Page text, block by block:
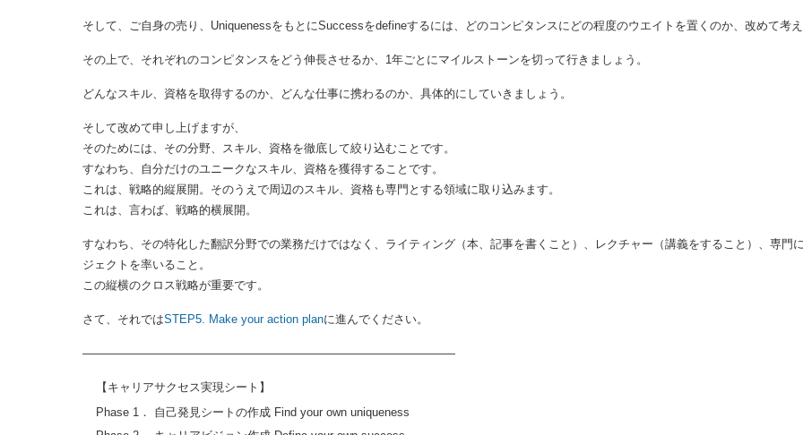
ここで、それぞれのコンピタンスがどんな内容か改めて確認しましょう。
そして、ご自身の売り、UniquenessをもとにSuccessをdefineするには、どのコンピタンスにどの程度のウエイトを置くのか、改めて考え
その上で、それぞれのコンピタンスをどう伸長させるか、1年ごとにマイルストーンを切って行きましょう。
どんなスキル、資格を取得するのか、どんな仕事に携わるのか、具体的にしていきましょう。
そして改めて申し上げますが、
そのためには、その分野、スキル、資格を徹底して絞り込むことです。
すなわち、自分だけのユニークなスキル、資格を獲得することです。
これは、戦略的縦展開。そのうえで周辺のスキル、資格も専門とする領域に取り込みます。
これは、言わば、戦略的横展開。
すなわち、その特化した翻訳分野での業務だけではなく、ライティング（本、記事を書くこと）、レクチャー（講義をすること）、専門
ジェクトを率いること。
この縦横のクロス戦略が重要です。
――――――――――――――――――――――――――――――――
【キャリアサクセス実現シート】